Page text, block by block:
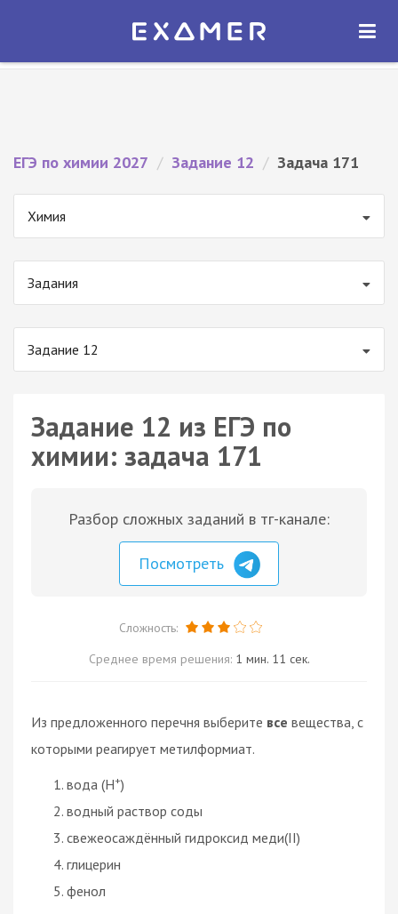
Экзамер — ЕГЭ 2027
ОТКРЫТЬ
ЕГЭ по химии 2027 / Задание 12 / Задача 171
Химия
Задания
Задание 12
Задание 12 из ЕГЭ по
химии: задача 171
Разбор сложных заданий в тг-канале:
Посмотреть
Сложность:
Среднее время решения: 1 мин. 11 сек.
Из предложенного перечня выберите все вещества, с
которыми реагирует метилформиат.
вода (Н+)
водный раствор соды
свежеосаждённый гидроксид меди(II)
глицерин
фенол